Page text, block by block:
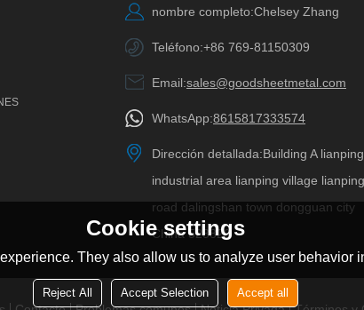
nombre completo:Chelsey Zhang
Teléfono:+86 769-81150309
Email:sales@goodsheetmetal.com
WhatsApp:8615817333574
Dirección detallada:Building A
industrial area lianping village lianping
road dalingshan town dongguan city
China 523820
Cookie settings
They also allow us to analyze user behavior
Reject All Accept Selection Accept all